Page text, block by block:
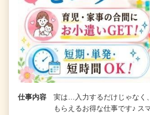
仕事内容
実は…入力するだけじゃなく
もらえるお得な仕事です♪ ス